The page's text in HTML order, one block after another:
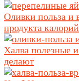
Оливки польза и
продукта
Халва полезные
делают